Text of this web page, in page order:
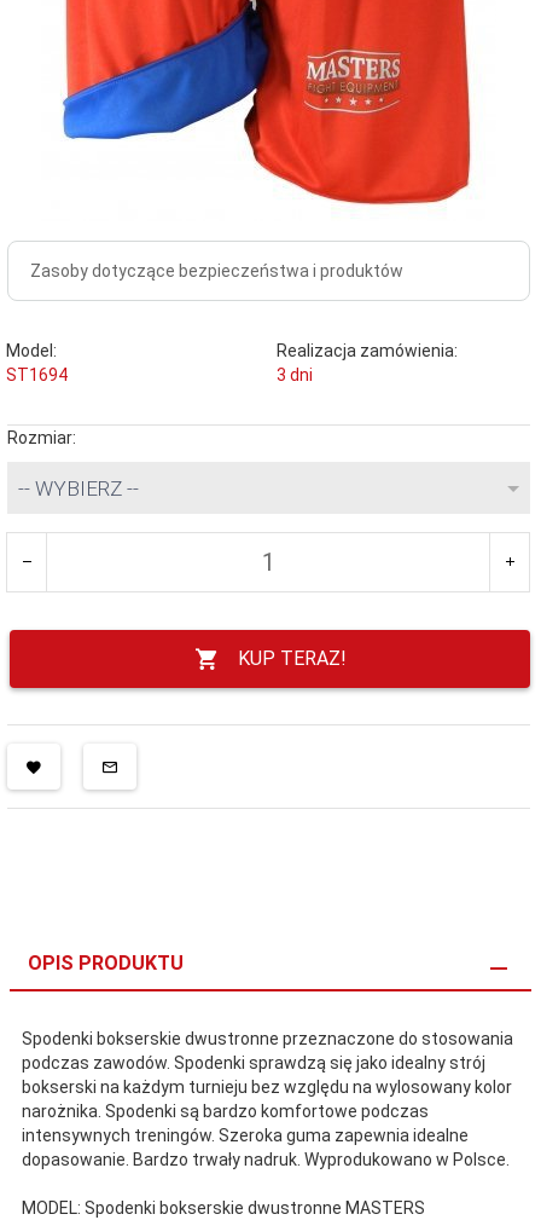
Zasoby dotyczące bezpieczeństwa i produktów
Model:
ST1694
Realizacja zamówienia:
3 dni
Rozmiar:
-- WYBIERZ --
KUP TERAZ!
OPIS PRODUKTU
Spodenki bokserskie dwustronne przeznaczone do stosowania
podczas zawodów. Spodenki sprawdzą się jako idealny strój
bokserski na każdym turnieju bez względu na wylosowany kolor
narożnika. Spodenki są bardzo komfortowe podczas
intensywnych treningów. Szeroka guma zapewnia idealne
dopasowanie. Bardzo trwały nadruk. Wyprodukowano w Polsce.
MODEL: Spodenki bokserskie dwustronne MASTERS